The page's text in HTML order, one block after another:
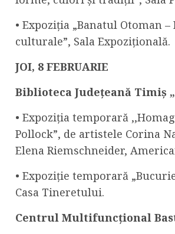
• Expoziția „Banatul Otoman
culturale”, Sala Expozițională.
JOI, 8 FEBRUARIE
Biblioteca Județeană Timiș
• Expoziția temporară
Pollock”, de artistele Corina
Elena Riemschneider,
• Expoziție temporară
Casa Tineretului.
Centrul Multifuncțional